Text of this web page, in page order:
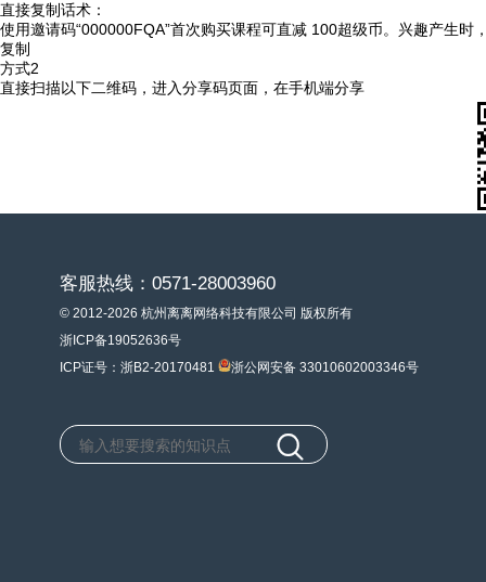
直接复制话术：
使用邀请码“000000FQA”首次购买课程可直减 100超级币。兴趣产生时
复制
方式2
直接扫描以下二维码，进入分享码页面，在手机端分享
客服热线：0571-28003960
© 2012-2026 杭州离离网络科技有限公司 版权所有
浙ICP备19052636号
ICP证号：浙B2-20170481
浙公网安备 33010602003346号